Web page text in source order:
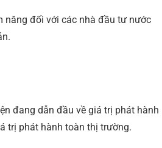
năng đối với các nhà đầu tư nước
đang dẫn đầu về giá trị phát hành
trị phát hành toàn thị trường.